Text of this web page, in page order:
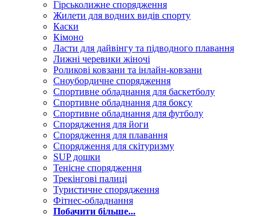
Гірськолижне спорядження
Жилети для водних видів спорту
Каски
Кімоно
Ласти для дайвінгу та підводного плавання
Лижні черевики жіночі
Роликові ковзани та інлайн-ковзани
Сноубордичне спорядження
Спортивне обладнання для баскетболу
Спортивне обладнання для боксу
Спортивне обладнання для футболу
Спорядження для йоги
Спорядження для плавання
Спорядження для скітуризму
SUP дошки
Тенісне спорядження
Трекінгові палиці
Туристичне спорядження
Фітнес-обладнання
Побачити більше...